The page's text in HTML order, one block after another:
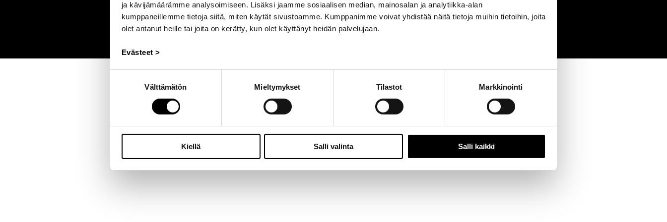
ja kävijämäärämme analysoimiseen. Lisäksi jaamme sosiaalisen median, mainosalan ja analytiikka-alan
kumppaneillemme tietoja siitä, miten käytät sivustoamme. Kumppanimme voivat yhdistää näitä tietoja muihin tietoihin, joita
olet antanut heille tai joita on kerätty, kun olet käyttänyt heidän palvelujaan.
Evästeet >
Välttämätön Mieltymykset Tilastot Markkinointi
Kiellä Salli valinta Salli kaikki
Jalasjärvi: Hallitie 1, 61600 Jalasjärvi | Avoinna: Ma-Pe 8:00 – 16:00 |06 457 5060
© 2024 - Seitoy Oy | Desing by
KOKO-Markkinointi